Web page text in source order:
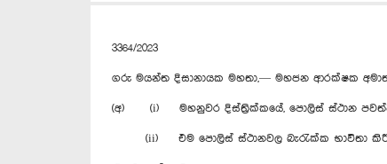
3364/2023
ගරු මයන්ත දිසානායක මහතා,— මහජන ආරක්ෂක
(අ) (i) මහනුවර දිස්ත්‍රික්කයේ, පොලිස් ස්ථාන
(ii) එම පොලිස් ස්ථානවල බැරැක්ක භාවිතා